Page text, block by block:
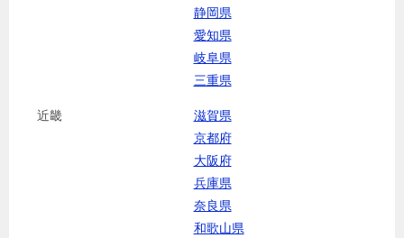
静岡県
愛知県
岐阜県
三重県
近畿
滋賀県
京都府
大阪府
兵庫県
奈良県
和歌山県